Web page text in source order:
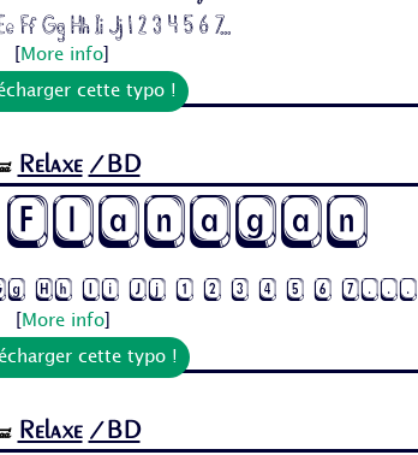
Ff Gg Hh Ii Jj 1 2 3 4 5 6 7...
More info
cette typo !
Relaxe /BD
Gg Hh Ii Jj 1 2 3 4 5 6 7...
More info]
cette typo !
Relaxe /BD